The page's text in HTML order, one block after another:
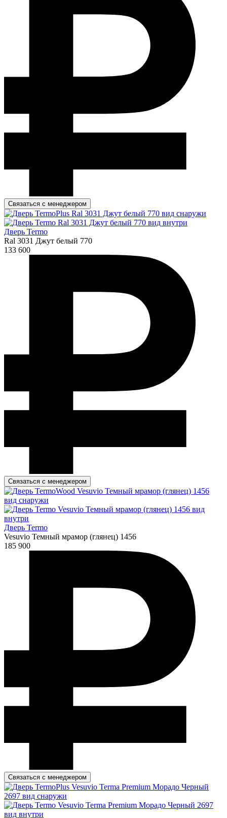
Связаться с менеджером
Дверь Termo
Ral 3031 Джут белый 770
133 600
Связаться с менеджером
Дверь Termo
Vesuvio Темный мрамор (глянец) 1456
185 900
Связаться с менеджером